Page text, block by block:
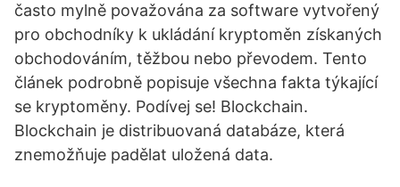
často mylně považována za software vytvořený
pro obchodníky k ukládání kryptoměn získaných
obchodováním, těžbou nebo převodem. Tento
článek podrobně popisuje všechna fakta týkající
se kryptoměny. Podívej se! Blockchain.
Blockchain je distribuovaná databáze, která
znemožňuje padělat uložená data.